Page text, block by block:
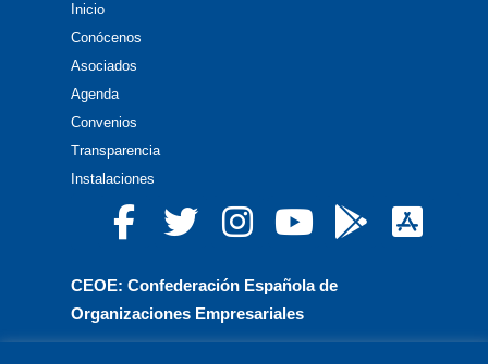
Inicio
Conócenos
Asociados
Agenda
Convenios
Transparencia
Instalaciones
CEOE: Confederación Española de
Organizaciones Empresariales